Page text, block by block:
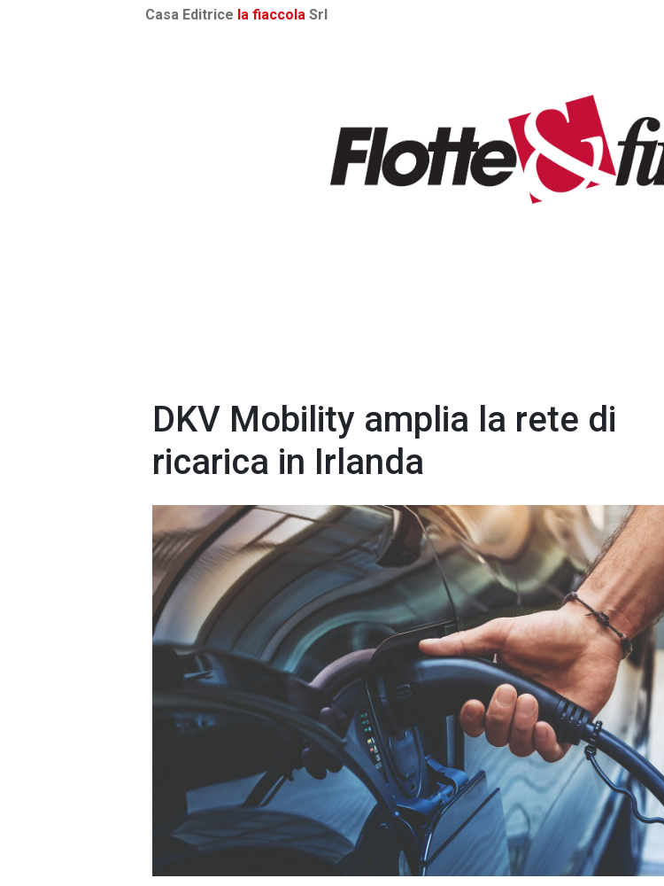
Casa Editrice la fiaccola Srl
DKV Mobility amplia la rete di
ricarica in Irlanda